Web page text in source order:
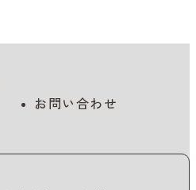
お問い合わせ